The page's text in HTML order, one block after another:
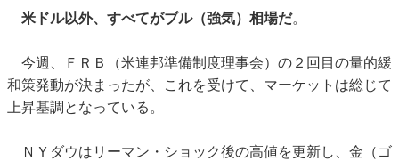
米ドル以外、すべてがブル（強気）相場だ。
今週、ＦＲＢ（米連邦準備制度理事会）の２回目の量的緩
和策発動が決まったが、これを受けて、マーケットは総じて
上昇基調となっている。
ＮＹダウはリーマン・ショック後の高値を更新し、金（ゴ